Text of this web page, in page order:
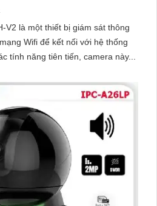
V2 là một thiết bị giám sát thông
Wifi để kết nối với hệ thống
bị các tính năng tiên tiến, camera này...